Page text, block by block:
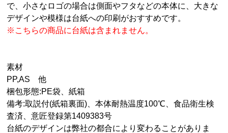
で、小さなロゴの場合は側面やフタなどの本体に、大きな
デザインや模様は台紙への印刷がおすすめです。
※こちらの商品に台紙は含まれません。
素材
PP,AS 他
梱包形態:PE袋、紙箱
備考:取説付(紙箱裏面)、本体耐熱温度100℃、食品衛生検
査済、意匠登録第1409383号
台紙のデザインは弊社の都合により変わることがありま